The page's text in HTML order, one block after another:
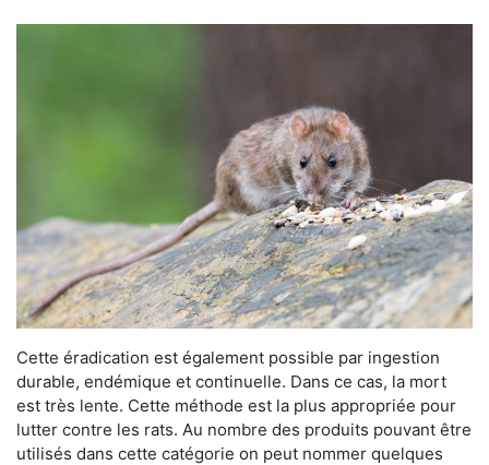
Cette éradication est également possible par ingestion
durable, endémique et continuelle. Dans ce cas, la mort
est très lente. Cette méthode est la plus appropriée pour
lutter contre les rats. Au nombre des produits pouvant être
utilisés dans cette catégorie on peut nommer quelques